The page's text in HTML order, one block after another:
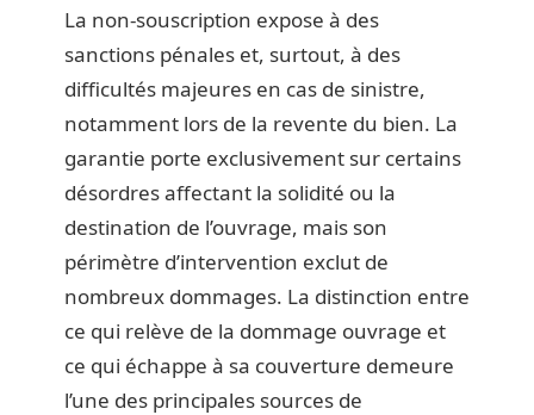
La non-souscription expose à des
sanctions pénales et, surtout, à des
difficultés majeures en cas de sinistre,
notamment lors de la revente du bien. La
garantie porte exclusivement sur certains
désordres affectant la solidité ou la
destination de l’ouvrage, mais son
périmètre d’intervention exclut de
nombreux dommages. La distinction entre
ce qui relève de la dommage ouvrage et
ce qui échappe à sa couverture demeure
l’une des principales sources de